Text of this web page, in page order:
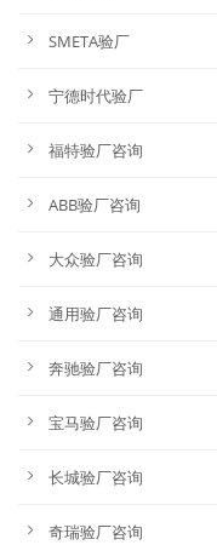
SMETA验厂
宁德时代验厂
福特验厂咨询
ABB验厂咨询
大众验厂咨询
通用验厂咨询
奔驰验厂咨询
宝马验厂咨询
长城验厂咨询
奇瑞验厂咨询